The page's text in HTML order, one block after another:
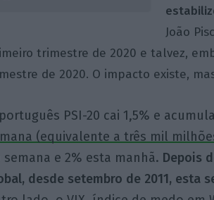
João
trimestre de 2020 e talvez,
de 2020. O impacto existe,
PSI-20 cai 1,5% e
(equivalente a três mil
semana e 2% esta manhã. Depois
desde setembro de 2011, esta